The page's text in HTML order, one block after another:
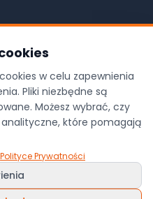
w celu zapewnienia
Pliki niezbędne są
Możesz wybrać, czy
które pomagają
Polityce Prywatności
Wszystkie prawa
API ZPRP
/Ludyga.com.pl